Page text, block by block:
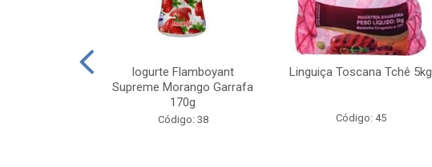
Iogurte Flamboyant
Supreme Morango Garrafa
170g
Código: 38
Linguiça Toscana Tchê 5kg
Código: 45